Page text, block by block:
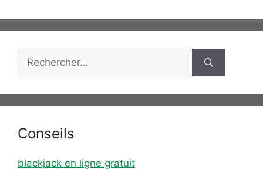
Rechercher :
Conseils
blackjack en ligne gratuit